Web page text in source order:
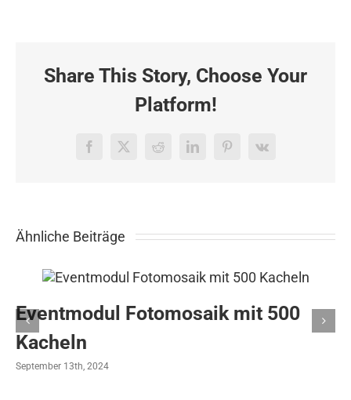
Share This Story, Choose Your
Platform!
Facebook
X RedditLinkedInPinterest
Vk
Ähnliche Beiträge
Eventmodul Fotomosaik mit 500
Kacheln
September 13th, 2024